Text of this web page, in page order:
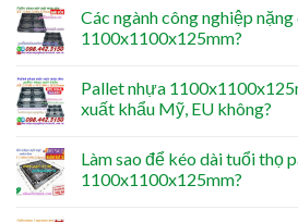
Các ngành công nghiệp
1100x1100x125mm?
Pallet nhựa
xuất khẩu Mỹ, EU không?
Làm sao để kéo dài tuổi thọ
1100x1100x125mm?